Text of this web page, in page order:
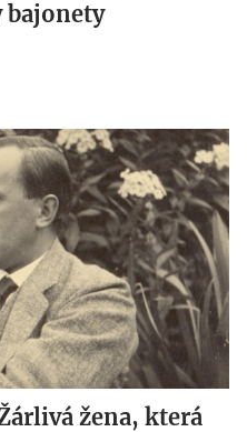
bajonety
žena, která